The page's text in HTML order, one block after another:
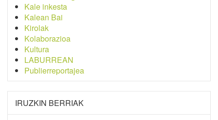
Kale inkesta
Kalean Bai
Kirolak
Kolaborazioa
Kultura
LABURREAN
Publierreportajea
IRUZKIN BERRIAK